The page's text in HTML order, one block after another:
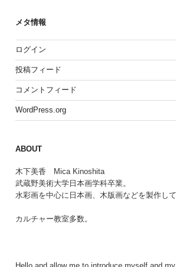
メタ情報
ログイン
投稿フィード
コメントフィード
WordPress.org
ABOUT
木下美香 Mica Kinoshita
武蔵野美術大学日本画学科卒業。
水彩画を中心に日本画、木版画などを製作して
カルチャー教室多数。